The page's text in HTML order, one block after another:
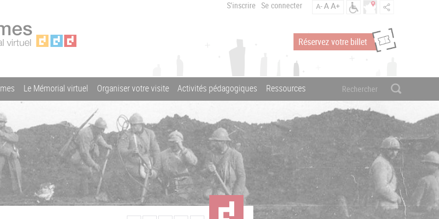
S'inscrire Se connecter A-AA+
Réservez votre billet
Le Mémorial virtuel Organiser votre visite Activités pédagogiques Ressources